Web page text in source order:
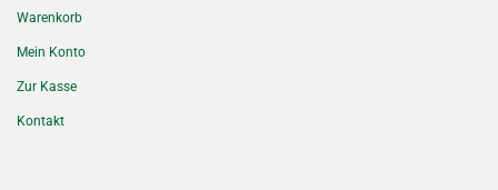
Warenkorb
Mein Konto
Zur Kasse
Kontakt